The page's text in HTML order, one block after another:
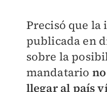
Precisó que
publicada en
sobre la
mandatario
llegar al país